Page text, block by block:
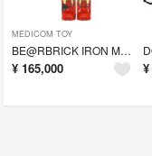
MEDICOM TOY
BE@RBRICK IRON MAN MARK VII DAMAGE Ver.
¥ 165,000 ¥